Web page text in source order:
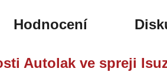
Hodnocení
Autolak ve spreji